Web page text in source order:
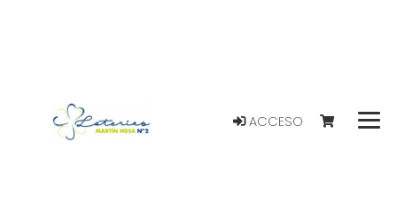
ACCESO